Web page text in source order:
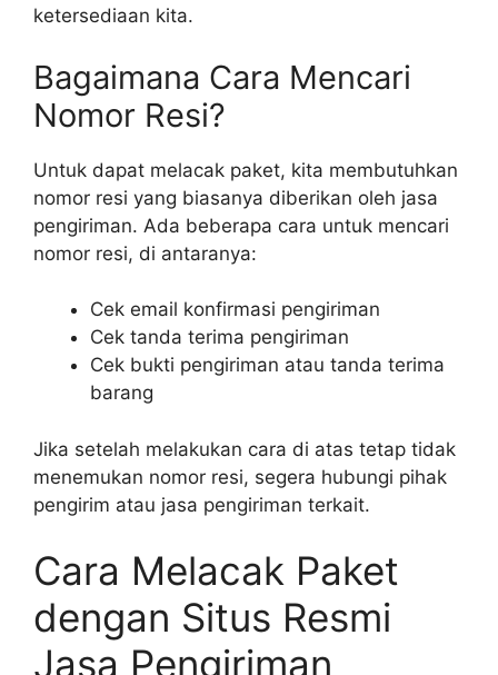
ketersediaan kita.
Bagaimana Cara Mencari
Nomor Resi?
Untuk dapat melacak paket, kita membutuhkan
nomor resi yang biasanya diberikan oleh jasa
pengiriman. Ada beberapa cara untuk mencari
nomor resi, di antaranya:
Cek email konfirmasi pengiriman
Cek tanda terima pengiriman
Cek bukti pengiriman atau tanda terima
barang
Jika setelah melakukan cara di atas tetap tidak
menemukan nomor resi, segera hubungi pihak
pengirim atau jasa pengiriman terkait.
Cara Melacak Paket
dengan Situs Resmi
Jasa Pengiriman